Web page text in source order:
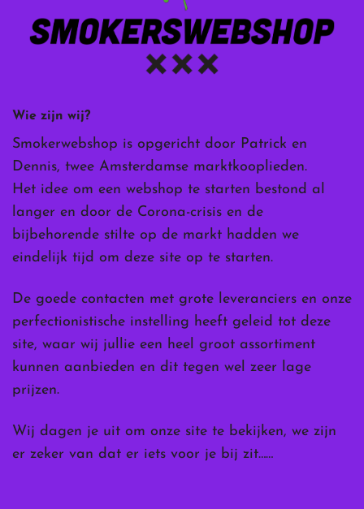
Wie zijn wij?
Smokerwebshop is opgericht door Patrick en
Dennis, twee Amsterdamse marktkooplieden.
Het idee om een webshop te starten bestond al
langer en door de Corona-crisis en de
bijbehorende stilte op de markt hadden we
eindelijk tijd om deze site op te starten.
De goede contacten met grote leveranciers en onze
perfectionistische instelling heeft geleid tot deze
site, waar wij jullie een heel groot assortiment
kunnen aanbieden en dit tegen wel zeer lage
prijzen.
Wij dagen je uit om onze site te bekijken, we zijn
er zeker van dat er iets voor je bij zit……